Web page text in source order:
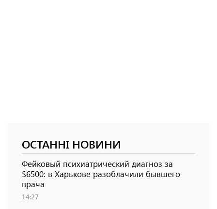
ОСТАННІ НОВИНИ
Фейковый психиатрический диагноз за
$6500: в Харькове разоблачили бывшего
врача
14:27